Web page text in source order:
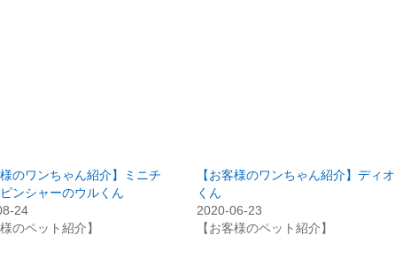
のワンちゃん紹介】ミニチ
ンシャーのウルくん
24
のペット紹介】
【お客様のワンちゃん紹介】ディオ
くん
2020-06-23
【お客様のペット紹介】